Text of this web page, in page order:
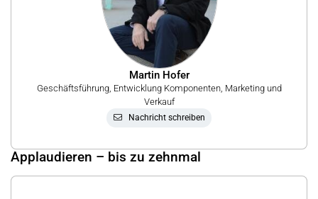
Martin Hofer
Geschäftsführung, Entwicklung Komponenten, Marketing und
Verkauf
Nachricht schreiben
Applaudieren – bis zu zehnmal